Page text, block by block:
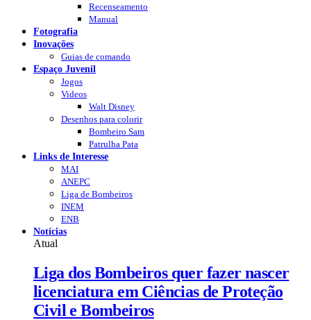
Recenseamento
Manual
Fotografia
Inovações
Guias de comando
Espaço Juvenil
Jogos
Videos
Walt Disney
Desenhos para colorir
Bombeiro Sam
Patrulha Pata
Links de Interesse
MAI
ANEPC
Liga de Bombeiros
INEM
ENB
Notícias
Atual
Liga dos Bombeiros quer fazer nascer
licenciatura em Ciências de Proteção
Civil e Bombeiros